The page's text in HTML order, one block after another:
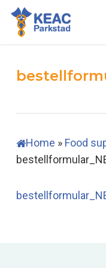
Skip
main
Home » Food